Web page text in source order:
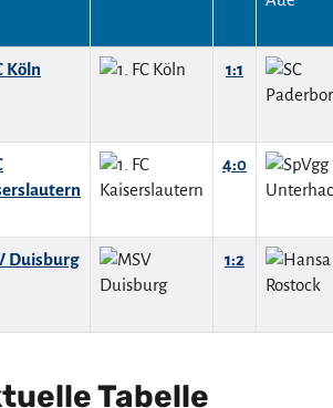
Köln 1:1
4:0
Duisburg 1:2
Tabelle